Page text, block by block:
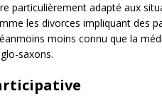
particulièrement adapté aux
les divorces impliquant des
moins connu que la
saxons.